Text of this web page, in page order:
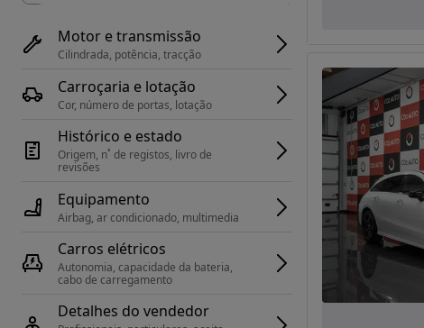
Motor e transmissão
Cilindrada, potência, tracção
Carroçaria e lotação
Cor, número de portas, lotação
Histórico e estado
Origem, n˚ de registos, livro de
revisões
Equipamento
Airbag, ar condicionado, multimedia
Carros elétricos
Autonomia, capacidade da bateria,
cabo de carregamento
Detalhes do vendedor